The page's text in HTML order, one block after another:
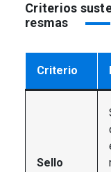
Criterios
resmas
Criterio
Sello